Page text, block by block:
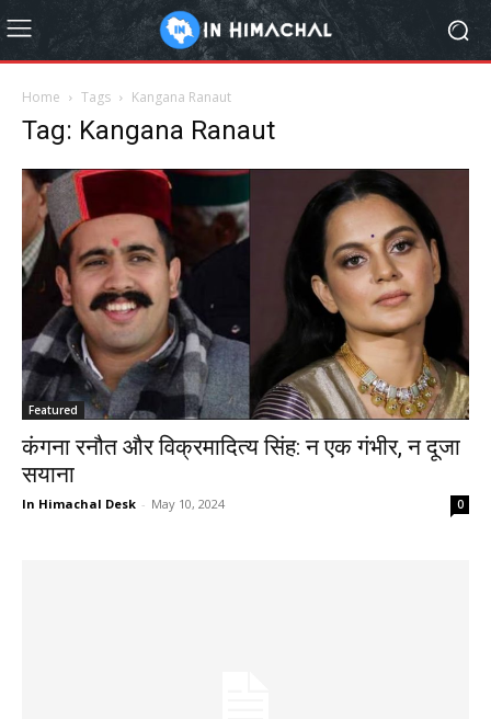
Home Tags Kangana Ranaut
Tag: Kangana Ranaut
Featured
कंगना रनौत और विक्रमादित्य सिंह: न एक गंभीर, न दूजा
सयाना
In Himachal Desk - May 10, 2024 0